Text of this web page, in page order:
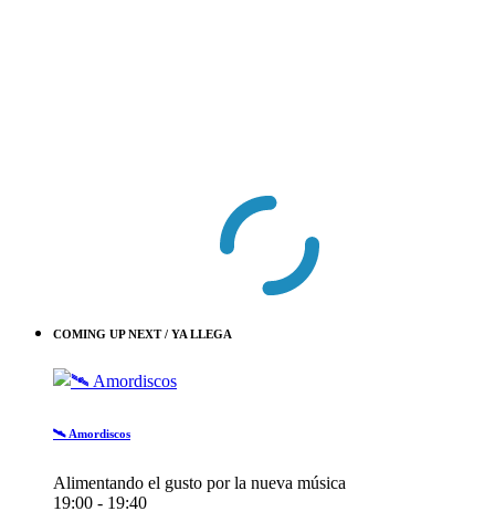
COMING UP NEXT / YA LLEGA
🛰️ Amordiscos
Alimentando el gusto por la nueva música
19:00 - 19:40